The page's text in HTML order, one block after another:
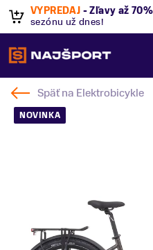
VÝPREDAJ - Zľavy až 70%
sezónu už dnes!
Späť na Elektrobicykle
NOVINKA